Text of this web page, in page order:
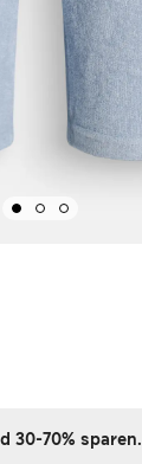
30-70% sparen.